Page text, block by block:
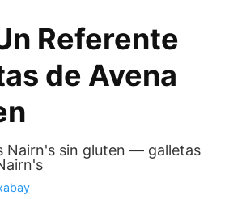
Referente
de Avena